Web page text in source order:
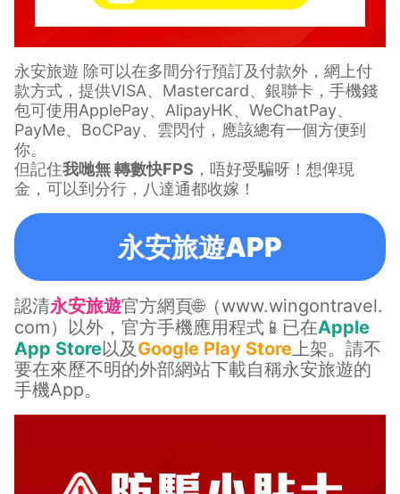
永安旅遊 除可以在多間分行預訂及付款外，網上付
款方式，提供VISA、Mastercard、銀聯卡，手機錢
包可使用ApplePay、AlipayHK、WeChatPay、
PayMe、BoCPay、雲閃付，應該總有一個方便到
你。
但記住我哋無 轉數快FPS ，唔好受騙呀！想俾現
金，可以到分行，八達通都收嫁！
永安旅遊APP
認清永安旅遊官方網頁🌐（www.wingontravel.
com）以外，官方手機應用程式📱已在Apple
App Store以及 Google Play Store 上架。請不
要在來歷不明的外部網站下載自稱永安旅遊的
手機App。